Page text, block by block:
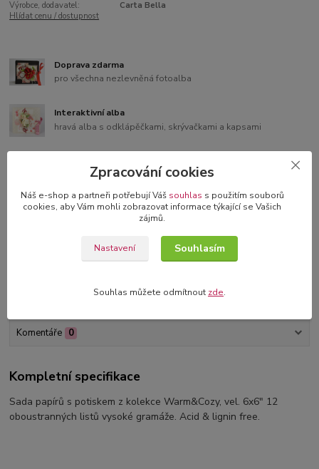
Výrobce, dodavatel:
Carta Bella
Hlídat cenu / dostupnost
Doprava zdarma
pro všechna nezlevněná fotoalba
Interaktivní alba
hravá alba s odklápěčkami, skrývačkami a kapsami
Bonusy k albům
samolepící čtverečky nebo růžky
3D blahopřání v dárkové krabičce
Kompletní specifikace
Komentáře 0
Kompletní specifikace
Sada papírů s potiskem z kolekce Warm&Cozy, vel. 6x6" 12
oboustranných listů vysoké gramáže. Acid & lignin free.
Zpracování cookies
Náš e-shop a partneři potřebují Váš souhlas s použitím souborů
cookies, aby Vám mohli zobrazovat informace týkající se Vašich
zájmů.
Nastavení Souhlasím
Souhlas můžete odmítnout zde.